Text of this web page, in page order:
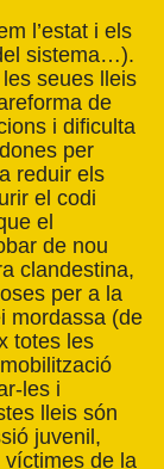
l’estat i els
sistema…).
seues lleis
de
i dificulta
per
reduir els
el codi
el
de nou
clandestina,
per a la
mordassa (de
totes les
les i
lleis són
juvenil,
víctimes de la